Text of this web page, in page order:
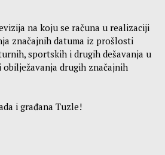
na koju se računa u realizaciji
značajnih datuma iz prošlosti
sportskih i drugih dešavanja u
drugih značajnih
i građana Tuzle!